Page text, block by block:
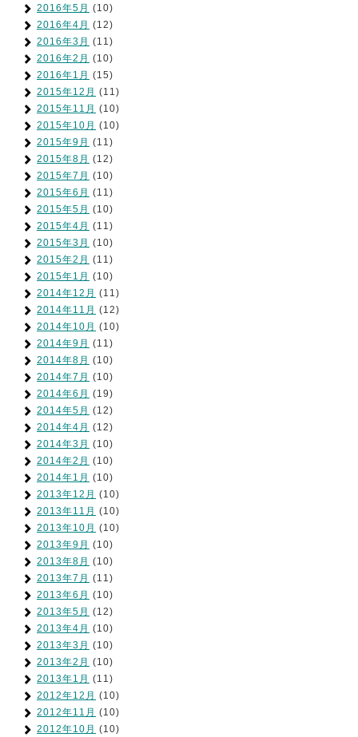
2016年5月 (10)
2016年4月 (12)
2016年3月 (11)
2016年2月 (10)
2016年1月 (15)
2015年12月 (11)
2015年11月 (10)
2015年10月 (10)
2015年9月 (11)
2015年8月 (12)
2015年7月 (10)
2015年6月 (11)
2015年5月 (10)
2015年4月 (11)
2015年3月 (10)
2015年2月 (11)
2015年1月 (10)
2014年12月 (11)
2014年11月 (12)
2014年10月 (10)
2014年9月 (11)
2014年8月 (10)
2014年7月 (10)
2014年6月 (19)
2014年5月 (12)
2014年4月 (12)
2014年3月 (10)
2014年2月 (10)
2014年1月 (10)
2013年12月 (10)
2013年11月 (10)
2013年10月 (10)
2013年9月 (10)
2013年8月 (10)
2013年7月 (11)
2013年6月 (10)
2013年5月 (12)
2013年4月 (10)
2013年3月 (10)
2013年2月 (10)
2013年1月 (11)
2012年12月 (10)
2012年11月 (10)
2012年10月 (10)